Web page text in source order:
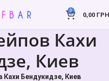
0
0,00
Кахи
Киев
Кахи Бендукидзе, Киев